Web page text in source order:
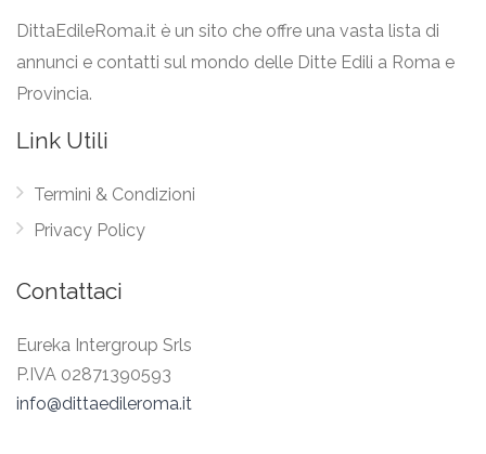
DittaEdileRoma.it è un sito che offre una vasta lista di
annunci e contatti sul mondo delle Ditte Edili a Roma e
Provincia.
Link Utili
Termini & Condizioni
Privacy Policy
Contattaci
Eureka Intergroup Srls
P.IVA 02871390593
info@dittaedileroma.it